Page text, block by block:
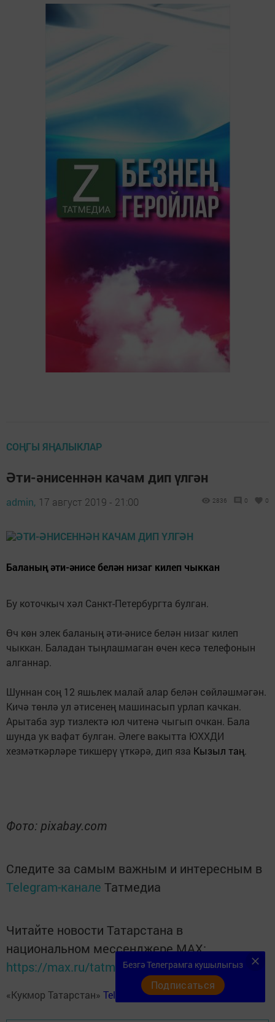
СОҢГЫ ЯҢАЛЫКЛАР
Әти-әнисеннән качам дип үлгән
admin, 17 август 2019 - 21:00 2836 0 0
Баланың әти-әнисе белән низаг килеп чыккан
Бу коточкыч хәл Санкт-Петербургта булган.
Өч көн элек баланың әти-әнисе белән низаг килеп
чыккан. Баладан тыңлашмаган өчен кесә телефонын
алганнар.
Шуннан соң 12 яшьлек малай алар белән сөйләшмәгән.
Кичә төнлә ул әтисенең машинасып урлап качкан.
Арытаба зур тизлектә юл читенә чыгып очкан. Бала
шунда ук вафат булган. Әлеге вакытта ЮХХДИ
хезмәткәрләре тикшерү үткәрә, дип яза Кызыл таң.
Фото: pixabay.com
Следите за самым важным и интересным в
Telegram-канале Татмедиа
Читайте новости Татарстана в
национальном мессенджере MАХ:
https://max.ru/tatmedia
«Кукмор Татарстан» Telegram-каналгаязылыгыз
Безгә Телеграмга кушылыгыз
Подписаться